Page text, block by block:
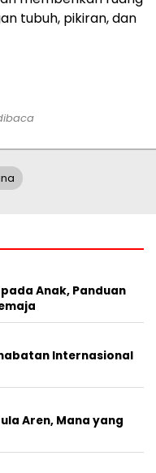
tubuh, pikiran, dan
Anak, Panduan
Internasional
Aren, Mana yang